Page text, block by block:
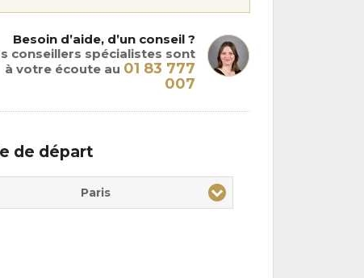
Besoin d’aide, d’un conseil ?
conseillers spécialistes sont
à votre écoute au 01 83 777
007
de départ
Paris